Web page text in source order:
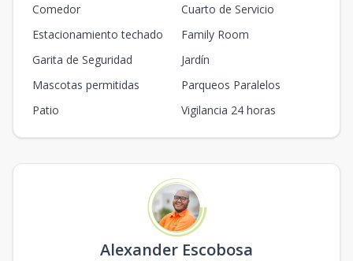
Comedor
Cuarto de Servicio
Estacionamiento techado
Family Room
Garita de Seguridad
Jardín
Mascotas permitidas
Parqueos Paralelos
Patio
Vigilancia 24 horas
Alexander Escobosa